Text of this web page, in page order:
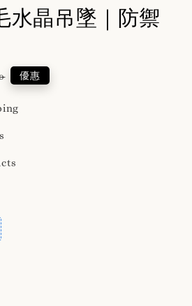
水晶吊墜｜防禦
優惠